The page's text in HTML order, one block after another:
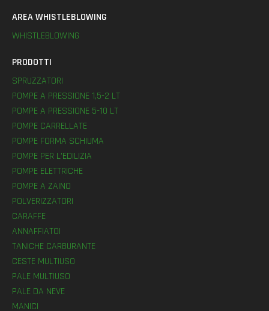
AREA WHISTLEBLOWING
WHISTLEBLOWING
PRODOTTI
SPRUZZATORI
POMPE A PRESSIONE 1,5-2 LT
POMPE A PRESSIONE 5-10 LT
POMPE CARRELLATE
POMPE FORMA SCHIUMA
POMPE PER L’EDILIZIA
POMPE ELETTRICHE
POMPE A ZAINO
POLVERIZZATORI
CARAFFE
ANNAFFIATOI
TANICHE CARBURANTE
CESTE MULTIUSO
PALE MULTIUSO
PALE DA NEVE
MANICI